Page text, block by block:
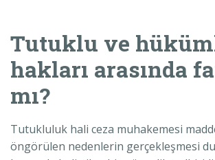
Tutuklu ve
hakları arasında
mı?
Tutukluluk hali ceza muhakemesi
öngörülen nedenlerin gerçekleşmesi